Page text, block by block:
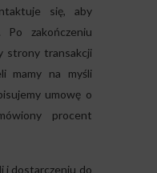
się, aby
Po zakończeniu
strony transakcji
mamy na myśli
umowę o
procent
i dostarczeniu do